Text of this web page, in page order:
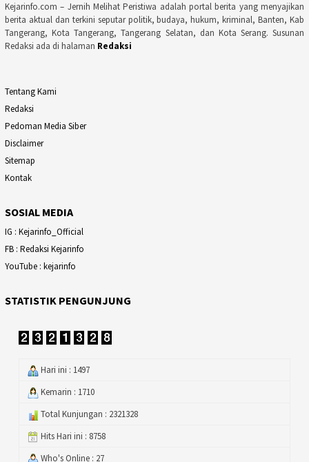
Kejarinfo.com – Jernih Melihat Peristiwa adalah portal berita yang menyajikan
berita aktual dan terkini seputar politik, budaya, hukum, kriminal, Banten, Kab
Tangerang, Kota Tangerang, Tangerang Selatan, dan Kota Serang. Susunan
Redaksi ada di halaman Redaksi
Tentang Kami
Redaksi
Pedoman Media Siber
Disclaimer
Sitemap
Kontak
SOSIAL MEDIA
IG : Kejarinfo_Official
FB : Redaksi Kejarinfo
YouTube : kejarinfo
STATISTIK PENGUNJUNG
Hari ini : 1497
Kemarin : 1710
Total Kunjungan : 2321328
Hits Hari ini : 8758
Who's Online : 27